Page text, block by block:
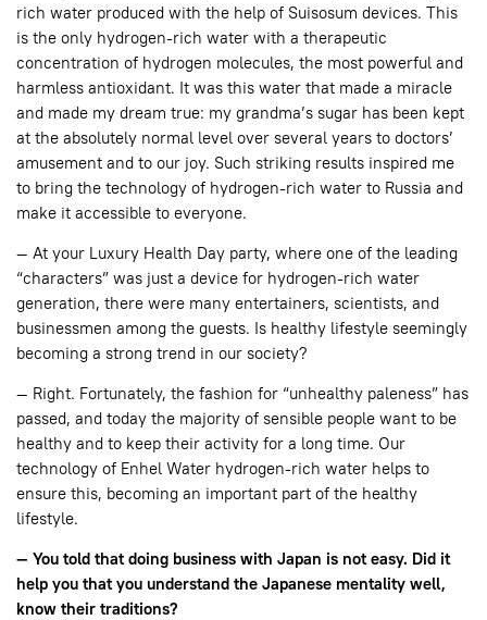
rich water produced with the help of Suisosum devices. This
is the only hydrogen-rich water with a therapeutic
concentration of hydrogen molecules, the most powerful and
harmless antioxidant. It was this water that made a miracle
and made my dream true: my grandma’s sugar has been kept
at the absolutely normal level over several years to doctors’
amusement and to our joy. Such striking results inspired me
to bring the technology of hydrogen-rich water to Russia and
make it accessible to everyone.
— At your Luxury Health Day party, where one of the leading
“characters” was just a device for hydrogen-rich water
generation, there were many entertainers, scientists, and
businessmen among the guests. Is healthy lifestyle seemingly
becoming a strong trend in our society?
— Right. Fortunately, the fashion for “unhealthy paleness” has
passed, and today the majority of sensible people want to be
healthy and to keep their activity for a long time. Our
technology of Enhel Water hydrogen-rich water helps to
ensure this, becoming an important part of the healthy
lifestyle.
— You told that doing business with Japan is not easy. Did it
help you that you understand the Japanese mentality well,
know their traditions?